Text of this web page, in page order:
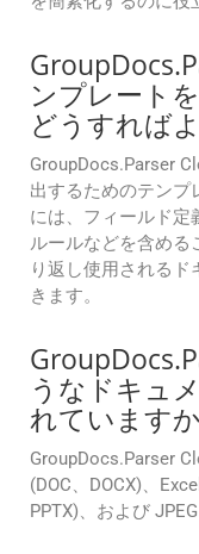
ンプレート
どうすれば
GroupDocs.Parser
出するためのテンプ
には、フィールド定
ルールなどを含める
り返し使用される
きます。
うなドキュ
れています
GroupDocs.Parser
(DOC、DOCX)、
PPTX)、および